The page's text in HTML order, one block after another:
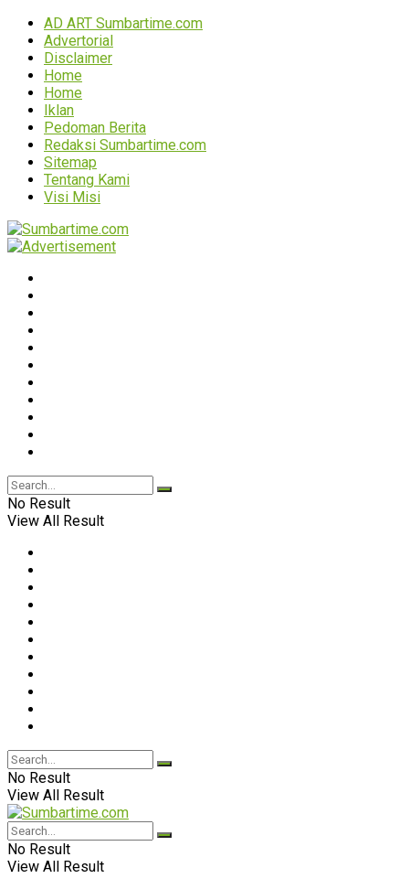
AD ART Sumbartime.com
Advertorial
Disclaimer
Home
Home
Iklan
Pedoman Berita
Redaksi Sumbartime.com
Sitemap
Tentang Kami
Visi Misi
No Result
View All Result
No Result
View All Result
No Result
View All Result